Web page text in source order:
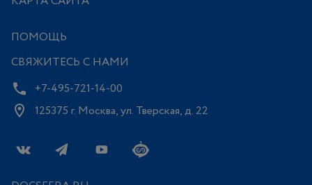
ПОМОЩЬ
СВЯЖИТЕСЬ С НАМИ
+7-495-721-14-00
125375 г. Москва, ул. Тверская, д. 22